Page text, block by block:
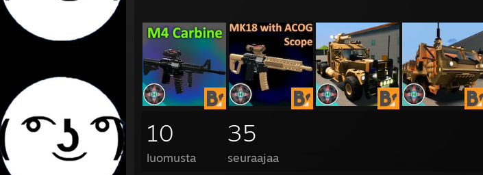
10
luomusta
35
seuraajaa